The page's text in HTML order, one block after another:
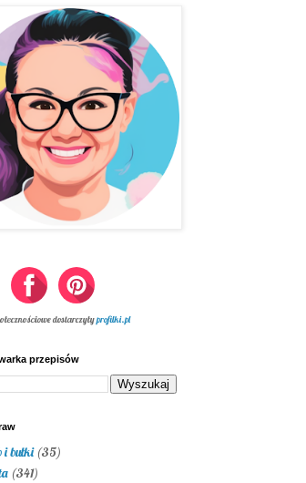
dostarczyłyprofilki.pl
przepisów
i bułki (35)
(341)